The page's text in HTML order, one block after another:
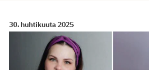
30. huhtikuuta 2025